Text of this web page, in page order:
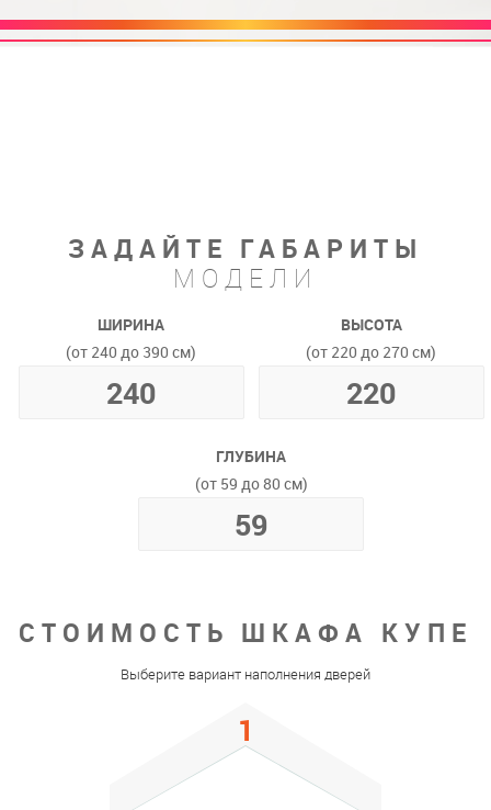
ЗАДАЙТЕ ГАБАРИТЫ
МОДЕЛИ
ШИРИНА
(от 240 до 390 см)
ВЫСОТА
(от 220 до 270 см)
ГЛУБИНА
(от 59 до 80 см)
СТОИМОСТЬ ШКАФА КУПЕ
Выберите вариант наполнения дверей